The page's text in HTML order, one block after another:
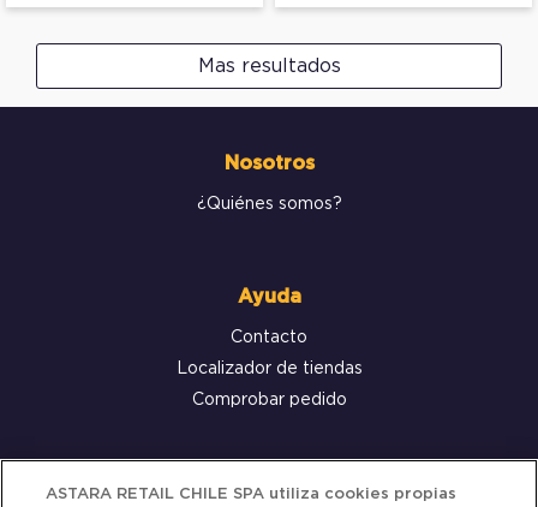
Mas resultados
Nosotros
¿Quiénes somos?
Ayuda
Contacto
Localizador de tiendas
Comprobar pedido
Servicio al cliente
ASTARA RETAIL CHILE SPA utiliza cookies propias